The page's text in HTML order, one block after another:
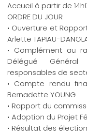
Accueil à partir de
ORDRE DU JOUR
• Ouverture et
Arlette TAPIAU-
• Complément au
Délégué
responsables de
• Compte rendu
Bernadette YOUNG
• Rapport du
• Adoption du Projet
• Résultat des